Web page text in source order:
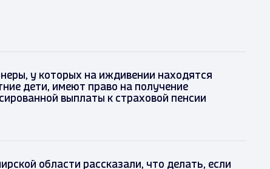
у которых на иждивении находятся
дети, имеют право на получение
выплаты к страховой пенсии
области рассказали, что делать, если